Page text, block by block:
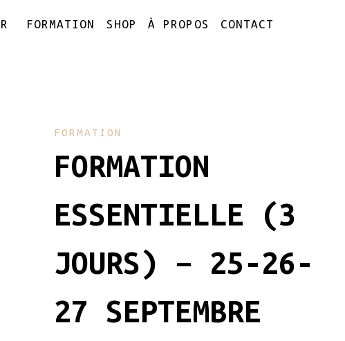
FORMATION SHOP À PROPOS CONTACT
FORMATION
FORMATION
ESSENTIELLE (3
JOURS) – 25-26-
27 SEPTEMBRE